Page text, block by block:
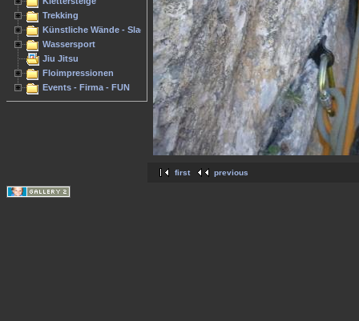
Trekking
Künstliche Wände - Slacken
Wassersport
Jiu Jitsu
Floimpressionen
Events - Firma - FUN
first previous